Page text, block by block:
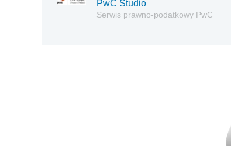
PwC Studio
Serwis prawno-podatkowy PwC